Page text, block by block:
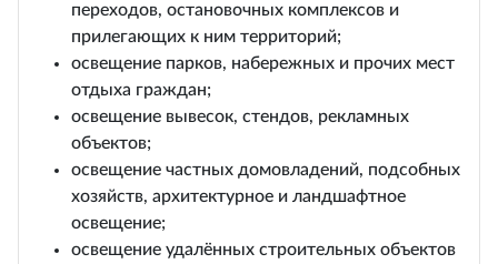
переходов, остановочных комплексов и
прилегающих к ним территорий;
освещение парков, набережных и прочих мест
отдыха граждан;
освещение вывесок, стендов, рекламных
объектов;
освещение частных домовладений, подсобных
хозяйств, архитектурное и ландшафтное
освещение;
освещение удалённых строительных объектов